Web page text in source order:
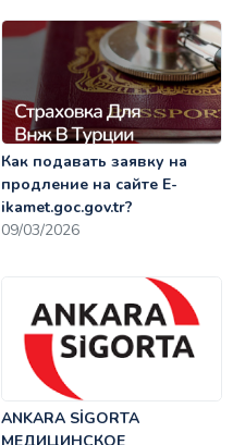
Как подавать заявку на
продление на сайте E-
ikamet.goc.gov.tr?
09/03/2026
ANKARA SİGORTA